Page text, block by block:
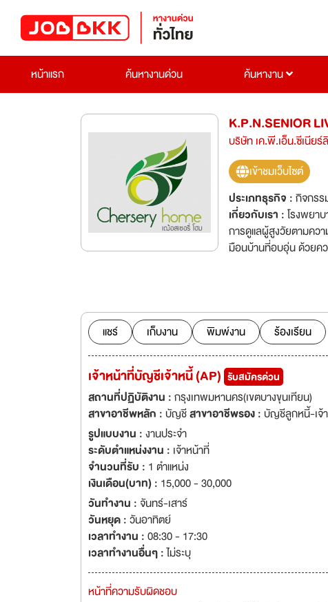
หน้าแรก
ค้นหางานด่วน ค้นหางาน
K.P.N.SENIOR
บริษัท เค.พี.เอ็น.ซีเนีย
เข้าชมเว็บไซต์
ประเภทธุรกิจ :กิจกรร
เกี่ยวกับเรา :โรงพยาบา
การดูแลผู้สูงวัยตามคว
มือนบ้านที่อบอุ่น ด้วยคว
ดูแลฟื้นฟูผู้สูงอายุ ระย
แชร์ เก็บงาน พิมพ์งาน ร้องเรียน
เจ้าหน้าที่บัญชีเจ้าหนี้ (AP) รับสมัครด่วน
สถานที่ปฏิบัติงาน :กรุงเทพมหานคร(เขตบางขุนเทียน)
สาขาอาชีพหลัก :บัญชีสาขาอาชีพรอง :บัญชีลูกหนี้-เจ้
รูปแบบงาน :งานประจำ
ระดับตำแหน่งงาน : เจ้าหน้าที่
จำนวนที่รับ : 1 ตำแหน่ง
เงินเดือน(บาท) : 15,000 - 30,000
วันทำงาน : จันทร์-เสาร์
วันหยุด :วันอาทิตย์
เวลาทำงาน :08:30 - 17:30
เวลาทำงานอื่นๆ :ไม่ระบุ
หน้าที่ความรับผิดชอบ